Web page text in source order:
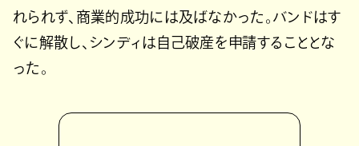
れられず、商業的成功には及ばなかった。バンドはす
ぐに解散し、シンディは自己破産を申請することとな
った。